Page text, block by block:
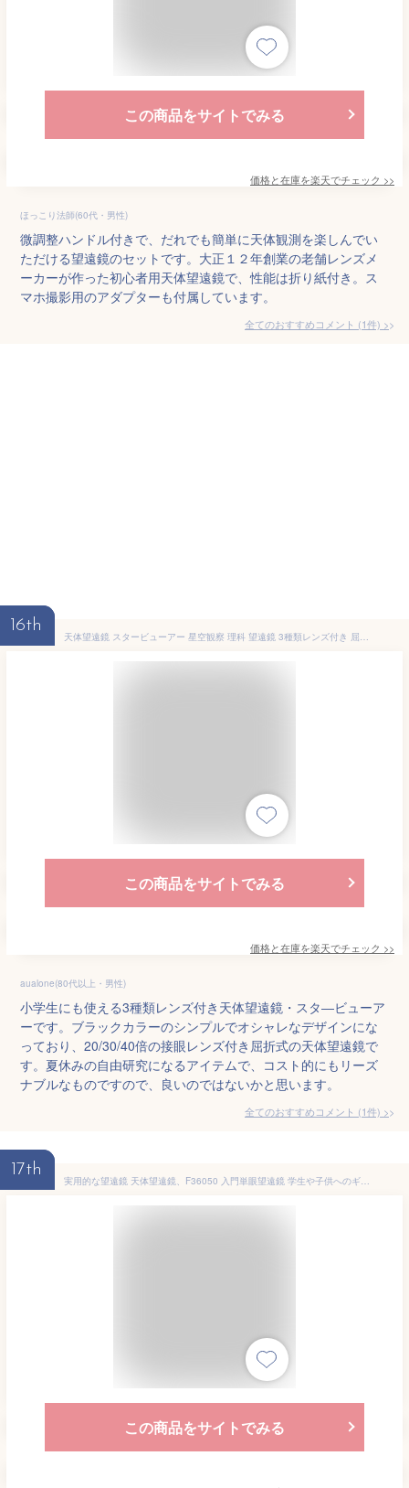
この商品をサイトでみる
価格と在庫を楽天でチェック >>
ほっこり法師(60代・男性)
微調整ハンドル付きで、だれでも簡単に天体観測を楽しんでい
ただける望遠鏡のセットです。大正１２年創業の老舗レンズメ
ーカーが作った初心者用天体望遠鏡で、性能は折り紙付き。ス
マホ撮影用のアダプターも付属しています。
全てのおすすめコメント (1件) >
16th
天体望遠鏡 スタービューアー 星空観察 理科 望遠鏡 3種類レンズ付き 屈折式 接眼レンズ【送料無料(北海道、沖縄、離島は適用外)】
この商品をサイトでみる
価格と在庫を楽天でチェック >>
aualone(80代以上・男性)
小学生にも使える3種類レンズ付き天体望遠鏡・スタ―ビューア
ーです。ブラックカラーのシンプルでオシャレなデザインにな
っており、20/30/40倍の接眼レンズ付き屈折式の天体望遠鏡で
す。夏休みの自由研究になるアイテムで、コスト的にもリーズ
ナブルなものですので、良いのではないかと思います。
全てのおすすめコメント (1件) >
17th
実用的な望遠鏡 天体望遠鏡、F36050 入門単眼望遠鏡 学生や子供へのギフト バードウォッチング キャンプ 狩猟 野生動物 旅行用、
この商品をサイトでみる